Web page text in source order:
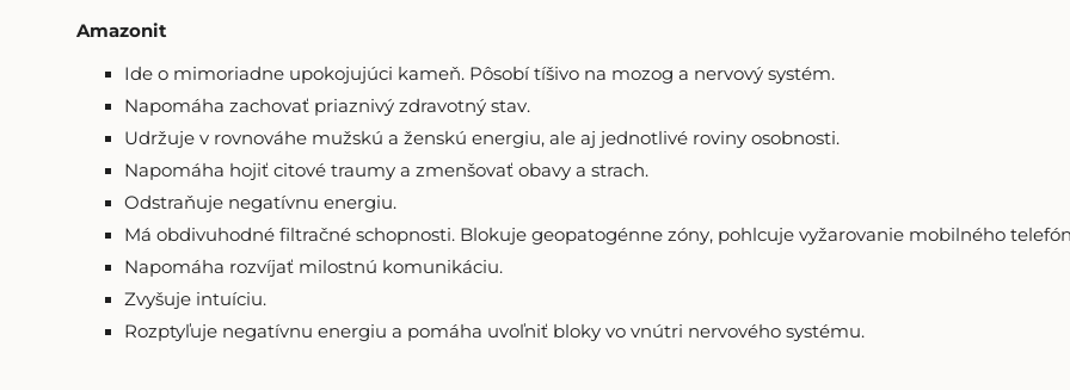
Amazonit
Ide o mimoriadne upokojujúci kameň. Pôsobí tíšivo na mozog a nervový systém.
Napomáha zachovať priaznivý zdravotný stav.
Udržuje v rovnováhe mužskú a ženskú energiu, ale aj jednotlivé roviny osobnosti.
Napomáha hojiť citové traumy a zmenšovať obavy a strach.
Odstraňuje negatívnu energiu.
Má obdivuhodné filtračné schopnosti. Blokuje geopatogénne zóny, pohlcuje vyžarovanie mobilného
Napomáha rozvíjať milostnú komunikáciu.
Zvyšuje intuíciu.
Rozptyľuje negatívnu energiu a pomáha uvoľniť bloky vo vnútri nervového systému.